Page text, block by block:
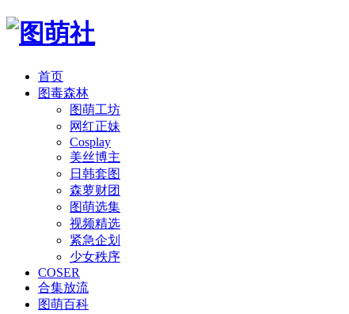
首页
图毒森林
图萌工坊
网红正妹
Cosplay
美丝博主
日韩套图
森萝财团
图萌选集
视频精选
紧急企划
少女秩序
COSER
合集放流
图萌百科